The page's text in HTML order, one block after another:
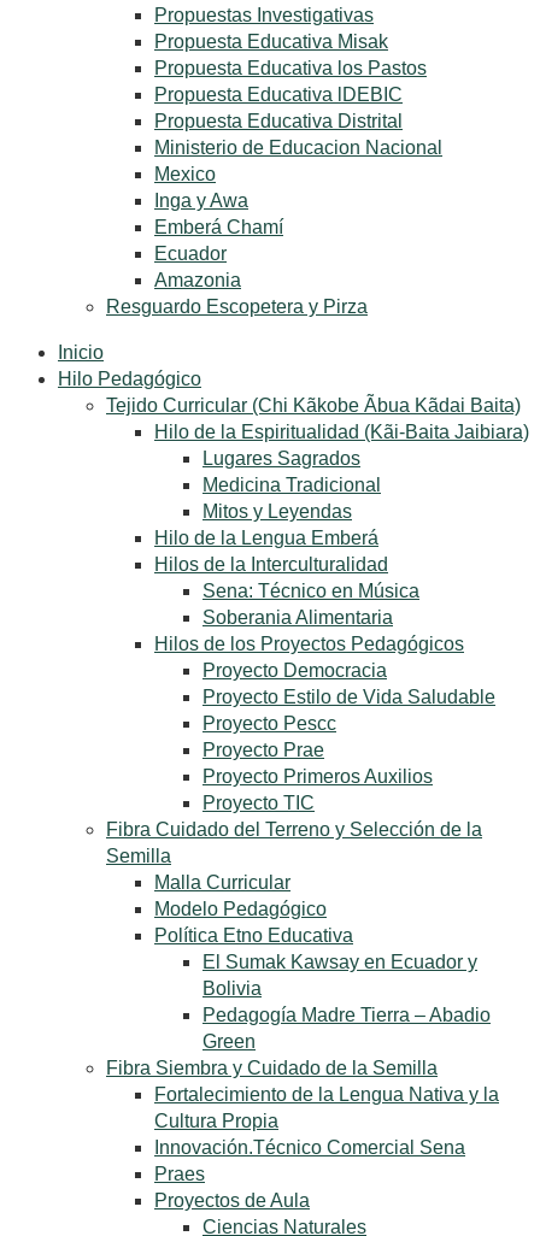
Propuestas Investigativas
Propuesta Educativa Misak
Propuesta Educativa los Pastos
Propuesta Educativa lDEBIC
Propuesta Educativa Distrital
Ministerio de Educacion Nacional
Mexico
Inga y Awa
Emberá Chamí
Ecuador
Amazonia
Resguardo Escopetera y Pirza
Inicio
Hilo Pedagógico
Tejido Curricular (Chi Kãkobe Ãbua Kãdai Baita)
Hilo de la Espiritualidad (Kãi-Baita Jaibiara)
Lugares Sagrados
Medicina Tradicional
Mitos y Leyendas
Hilo de la Lengua Emberá
Hilos de la Interculturalidad
Sena: Técnico en Música
Soberania Alimentaria
Hilos de los Proyectos Pedagógicos
Proyecto Democracia
Proyecto Estilo de Vida Saludable
Proyecto Pescc
Proyecto Prae
Proyecto Primeros Auxilios
Proyecto TIC
Fibra Cuidado del Terreno y Selección de la
Semilla
Malla Curricular
Modelo Pedagógico
Política Etno Educativa
El Sumak Kawsay en Ecuador y
Bolivia
Pedagogía Madre Tierra – Abadio
Green
Fibra Siembra y Cuidado de la Semilla
Fortalecimiento de la Lengua Nativa y la
Cultura Propia
Innovación.Técnico Comercial Sena
Praes
Proyectos de Aula
Ciencias Naturales